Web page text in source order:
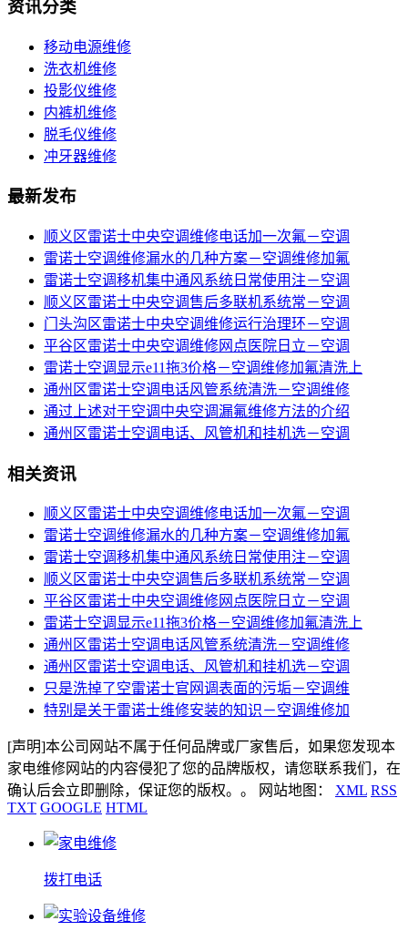
资讯分类
移动电源维修
洗衣机维修
投影仪维修
内裤机维修
脱毛仪维修
冲牙器维修
最新发布
顺义区雷诺士中央空调维修电话加一次氟－空调
雷诺士空调维修漏水的几种方案－空调维修加氟
雷诺士空调移机集中通风系统日常使用注－空调
顺义区雷诺士中央空调售后多联机系统常－空调
门头沟区雷诺士中央空调维修运行治理环－空调
平谷区雷诺士中央空调维修网点医院日立－空调
雷诺士空调显示e11拖3价格－空调维修加氟清洗上
通州区雷诺士空调电话风管系统清洗－空调维修
通过上述对于空调中央空调漏氟维修方法的介绍
通州区雷诺士空调电话、风管机和挂机选－空调
相关资讯
顺义区雷诺士中央空调维修电话加一次氟－空调
雷诺士空调维修漏水的几种方案－空调维修加氟
雷诺士空调移机集中通风系统日常使用注－空调
顺义区雷诺士中央空调售后多联机系统常－空调
平谷区雷诺士中央空调维修网点医院日立－空调
雷诺士空调显示e11拖3价格－空调维修加氟清洗上
通州区雷诺士空调电话风管系统清洗－空调维修
通州区雷诺士空调电话、风管机和挂机选－空调
只是洗掉了空雷诺士官网调表面的污垢－空调维
特别是关于雷诺士维修安装的知识－空调维修加
[声明]本公司网站不属于任何品牌或厂家售后，如果您发现本
家电维修网站的内容侵犯了您的品牌版权，请您联系我们，在
确认后会立即删除，保证您的版权。。 网站地图： XML RSS
TXT GOOGLE HTML
拨打电话